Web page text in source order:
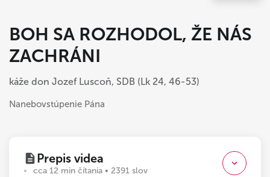
BOH SA ROZHODOL, ŽE NÁS
ZACHRÁNI
káže don Jozef Luscoň, SDB (Lk 24, 46-53)
Nanebovstúpenie Pána
Prepis videa
cca 12 min čítania • 2391 slov